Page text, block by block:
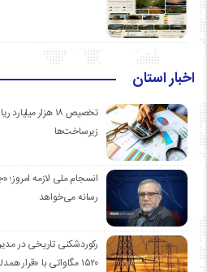
اخبار استان
تخصیص ۱۸ هزار
زیرساخت‌ها
انسجام ملی لازمه
رسانه می‌خواهد
رکوردشکنی تاریخی در
۱۵۲۰ مگاواتی با «قرار همدلی» مردم